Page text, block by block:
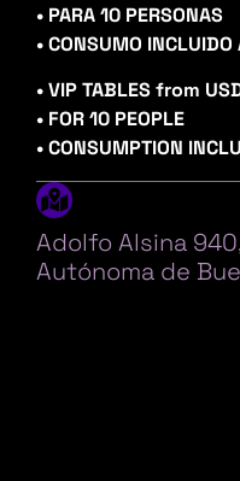
• PARA 10 PERSONAS
• CONSUMO
• VIP TABLES from
• FOR 10 PEOPLE
• CONSUMPTION
Adolfo Alsina
Autónoma de